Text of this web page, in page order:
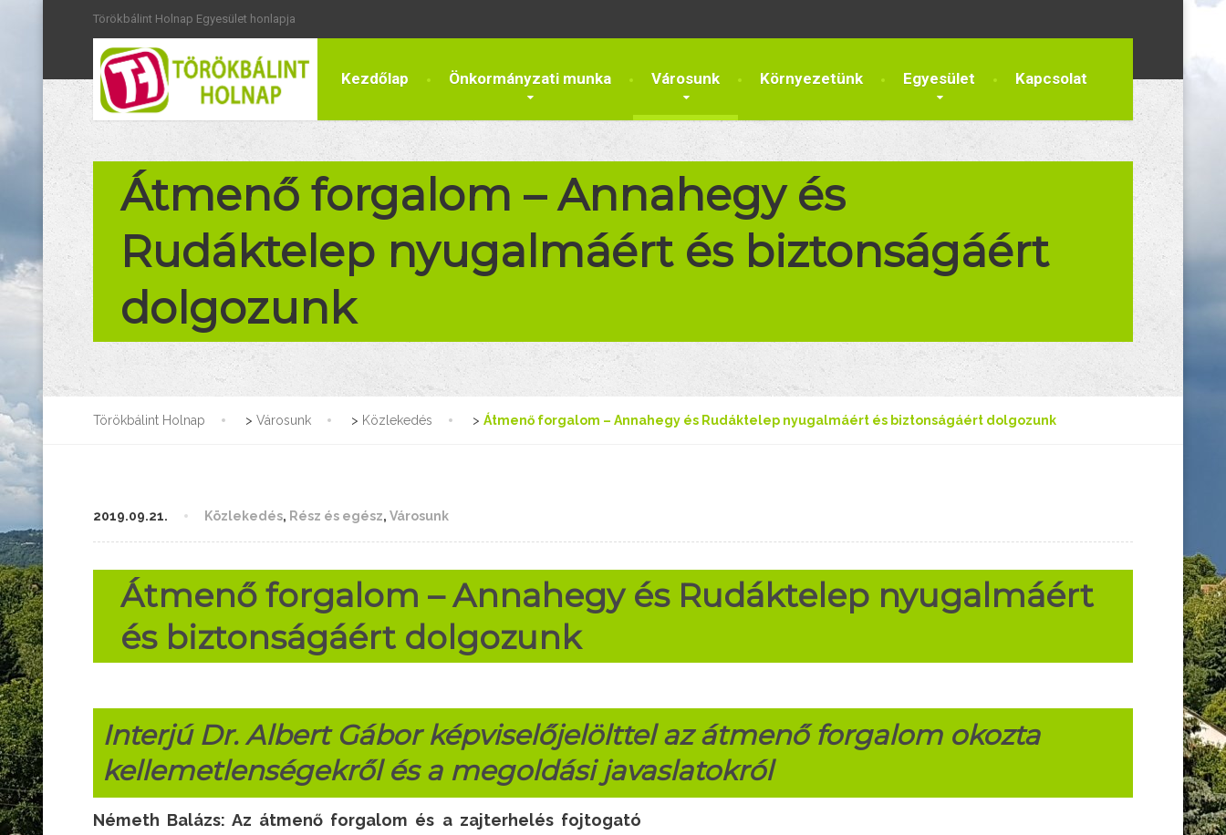
Törökbálint Holnap Egyesület honlapja
Kezdőlap Önkormányzati munka Városunk Környezetünk Egyesület Kapcsolat
Átmenő forgalom – Annahegy és
Rudáktelep nyugalmáért és biztonságáért
dolgozunk
Törökbálint Holnap > Városunk > Közlekedés > Átmenő forgalom – Annahegy és Rudáktelep nyugalmáért és biztonságáért dolgozunk
2019.09.21. Közlekedés, Rész és egész, Városunk
Átmenő forgalom – Annahegy és Rudáktelep nyugalmáért
és biztonságáért dolgozunk
Interjú Dr. Albert Gábor képviselőjelölttel az átmenő forgalom okozta
kellemetlenségekről és a megoldási javaslatokról
Németh Balázs:Az átmenő forgalom és a zajterhelés fojtogató